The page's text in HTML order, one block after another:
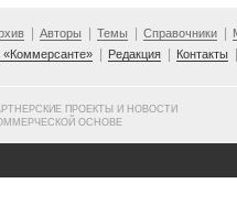
Авторы Темы Справочники
Редакция Контакты
ПРОЕКТЫ И НОВОСТИ
ОСНОВЕ